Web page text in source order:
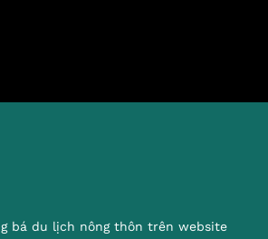
bá du lịch nông thôn trên website